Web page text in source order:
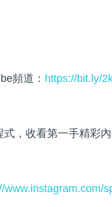
頻道： https://bit.ly/
，收看第一手精彩內
www.instagram.com/